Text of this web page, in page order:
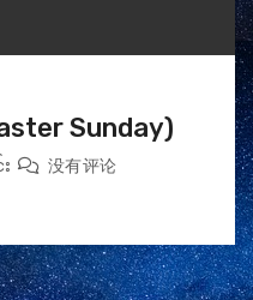
Sunday)
没有评论